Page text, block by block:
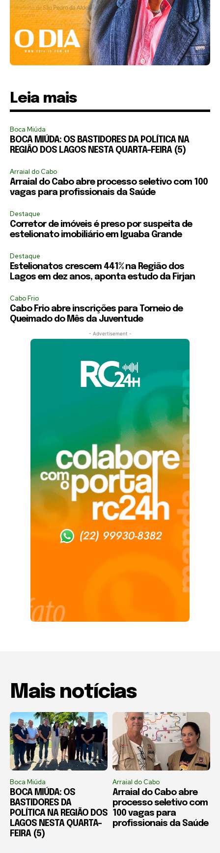
Leia mais
Boca Miúda
BOCA MIÚDA: OS BASTIDORES DA POLÍTICA NA
REGIÃO DOS LAGOS NESTA QUARTA-FEIRA (5)
Arraial do Cabo
Arraial do Cabo abre processo seletivo com 100
vagas para profissionais da Saúde
Destaque
Corretor de imóveis é preso por suspeita de
estelionato imobiliário em Iguaba Grande
Destaque
Estelionatos crescem 441% na Região dos
Lagos em dez anos, aponta estudo da Firjan
Cabo Frio
Cabo Frio abre inscrições para Torneio de
Queimado do Mês da Juventude
- Advertisement -
Mais notícias
Boca Miúda
BOCA MIÚDA: OS
BASTIDORES DA
POLÍTICA NA REGIÃO DOS
LAGOS NESTA QUARTA-
FEIRA (5)
Arraial do Cabo
Arraial do Cabo abre
processo seletivo com
100 vagas para
profissionais da Saúde